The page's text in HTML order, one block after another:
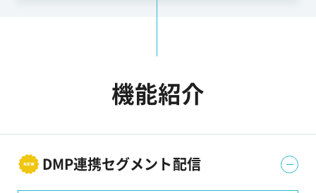
機能紹介
DMP連携セグメント配信